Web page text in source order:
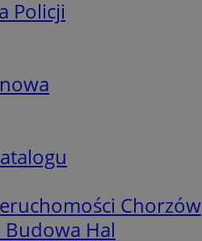
Policji
Chorzów
Hal